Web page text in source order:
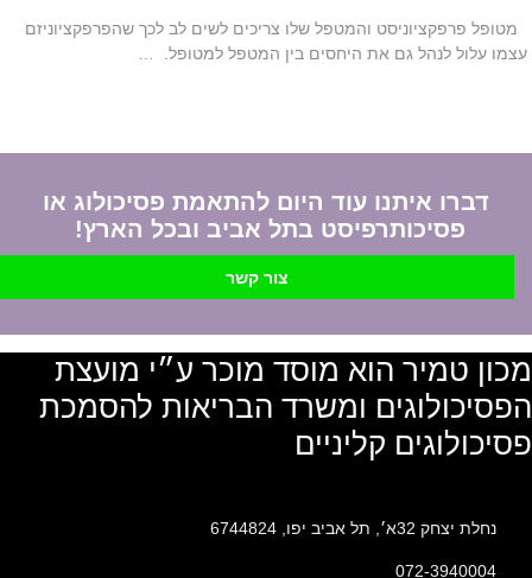
מטופל פרפקציוניסט והמטפל שלו צריכים לשים לב לכך שהפרפקציוניזם
עצמו עלול לנהל גם את היחסים בין המטפל למטופל. …
דברו איתנו עוד היום להתאמת פסיכולוג או
פסיכותרפיסט בתל אביב ובכל הארץ!
צור קשר
מכון טמיר הוא מוסד מוכר ע״י מועצת
הפסיכולוגים ומשרד הבריאות להסמכת
פסיכולוגים קליניים
נחלת יצחק 32א׳, תל אביב יפו, 6744824
072-3940004